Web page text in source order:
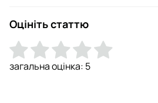
Оцініть статтю
загальна оцінка: 5